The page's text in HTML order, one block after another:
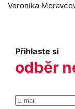
Veronika
Přihlaste si
odběr